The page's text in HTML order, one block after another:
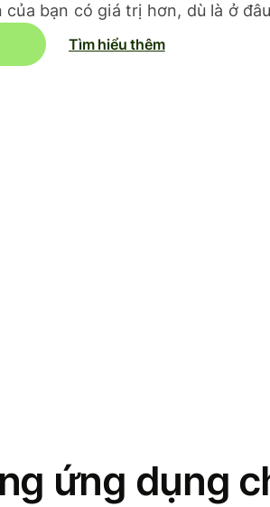
của bạn có giá trị hơn, dù là ở
Tìm hiểu thêm
ứng dụng